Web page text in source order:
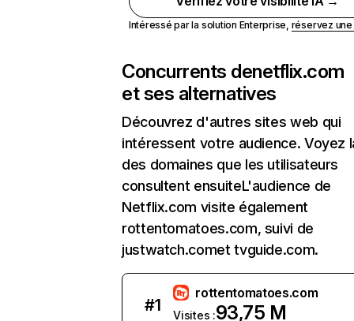
Intéressé par la solution Enterprise, réservez
Concurrents denetflix.com
et ses alternatives
Découvrez d'autres sites web qui
intéressent votre audience. Voyez
des domaines que les utilisateurs
consultent ensuiteL'audience de
Netflix.com visite également
rottentomatoes.com, suivi de
justwatch.comet tvguide.com.
#1
rottentomatoes.com
Visites :93,75 M